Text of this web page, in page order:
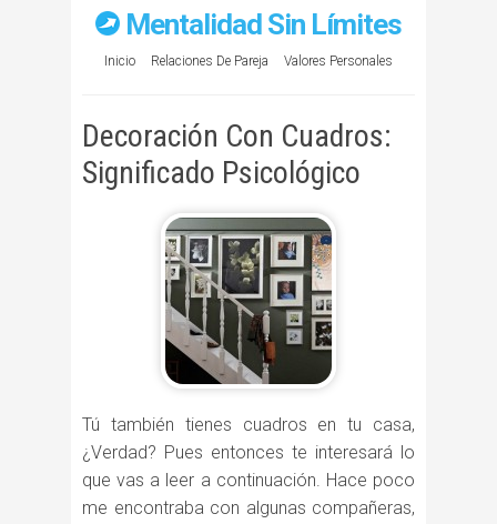
Mentalidad Sin Límites
Inicio Relaciones De Pareja Valores Personales
Decoración Con Cuadros:
Significado Psicológico
Tú también tienes cuadros en tu casa,
¿Verdad? Pues entonces te interesará lo
que vas a leer a continuación. Hace poco
me encontraba con algunas compañeras,